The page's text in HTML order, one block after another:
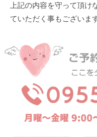
上記の内容を守って頂
ていただく事もございま